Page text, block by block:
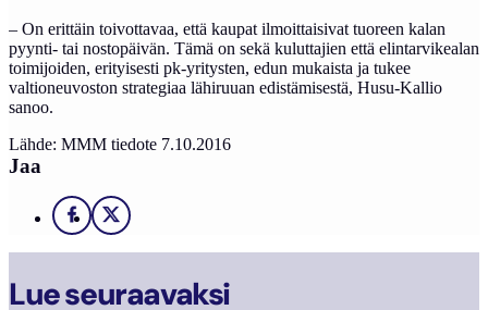
– On erittäin toivottavaa, että kaupat ilmoittaisivat tuoreen kalan
pyynti- tai nostopäivän. Tämä on sekä kuluttajien että elintarvikealan
toimijoiden, erityisesti pk-yritysten, edun mukaista ja tukee
valtioneuvoston strategiaa lähiruuan edistämisestä, Husu-Kallio
sanoo.
Lähde: MMM tiedote 7.10.2016
Jaa
Facebook
X
Lue seuraavaksi